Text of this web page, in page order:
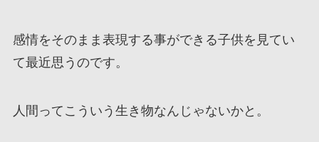
感情をそのまま表現する事ができる子供を見てい
て最近思うのです。
人間ってこういう生き物なんじゃないかと。